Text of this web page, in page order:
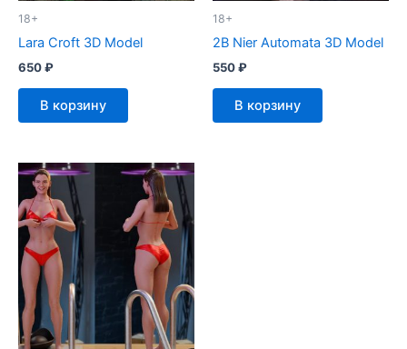
18+
Lara Croft 3D Model
650₽
В корзину
18+
2B Nier Automata 3D Model
550₽
В корзину